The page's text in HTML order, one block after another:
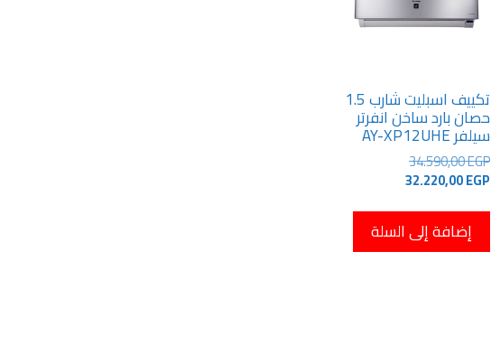
تكييف اسبليت شارب 1.5
حصان بارد ساخن انفرتر
سيلفر AY-XP12UHE
34.590,00EGP السعر
الأصلي
34.590,00 EGP.
32.220,00EGP السعر
هو:
32.220,00 EGP.
إضافة إلى السلة